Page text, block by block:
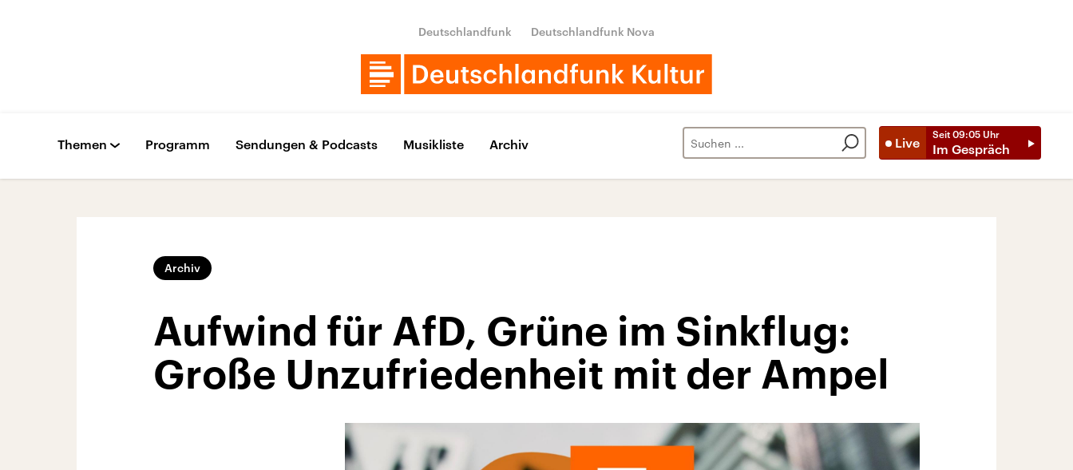
Deutschlandfunk Deutschlandfunk Nova
Live
Seit 09:05 Uhr
Im Gespräch
Themen Programm Sendungen & Podcasts Musikliste Archiv
Archiv
Aufwind für AfD, Grüne im Sinkflug:
Große Unzufriedenheit mit der Ampel